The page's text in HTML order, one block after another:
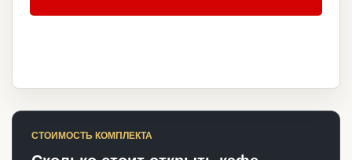
СТОИМОСТЬ КОМПЛЕКТА